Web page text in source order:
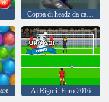
Coppa di headz da calcio 2
Ai Rigori: Euro 2016